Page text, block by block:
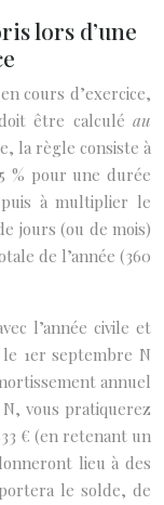
lors d’une
cours d’exercice,
être calculé au
la règle consiste à
% pour une durée
à multiplier le
jours (ou de mois)
de l’année (360
l’année civile et
le 1er septembre N
annuel
vous pratiquerez
€ (en retenant un
lieu à des
le solde, de